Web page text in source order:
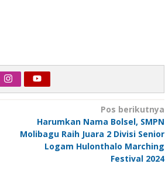
Pos berikutnya
Harumkan Nama Bolsel, SMPN
Molibagu Raih Juara 2 Divisi Senior
Logam Hulonthalo Marching
Festival 2024